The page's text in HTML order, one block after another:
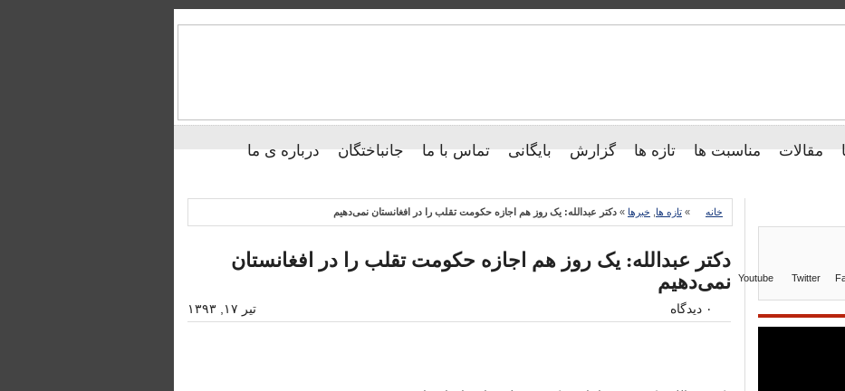
مقالات مناسبت ها تازه ها گزارش بایگانی تماس با ما جانباختگان
درباره ی ما
خانه » تازه ها خبرها » دکتر عبدالله: یک روز هم اجازه حکومت تقلب را در افغانستان نمی‌دهیم
دکتر عبدالله: یک روز هم اجازه حکومت تقلب را در افغانستان
نمی‌دهیم
تیر ۱۷, ۱۳۹۳ ۰ دیدگاه
Youtube Twitter